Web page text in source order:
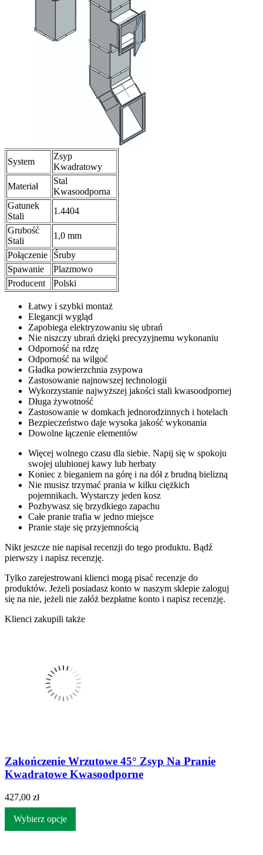
System
Zsyp
Kwadratowy
Materiał
Stal
Kwasoodporna
Gatunek
Stali
1.4404
Grubość
Stali
1,0 mm
Połączenie
Śruby
Spawanie
Plazmowo
Producent
Polski
Łatwy i szybki montaż
Elegancji wygląd
Zapobiega elektryzowaniu się ubrań
Nie niszczy ubrań dzięki precyzyjnemu wykonaniu
Odporność na rdzę
Odporność na wilgoć
Gładka powierzchnia zsypowa
Zastosowanie najnowszej technologii
Wykorzystanie najwyższej jakości stali kwasoodpornej
Długa żywotność
Zastosowanie w domkach jednorodzinnych i hotelach
Bezpieczeństwo daje wysoka jakość wykonania
Dowolne łączenie elementów
Więcej wolnego czasu dla siebie. Napij się w spokoju
swojej ulubionej kawy lub herbaty
Koniec z bieganiem na górę i na dół z brudną bielizną
Nie musisz trzymać prania w kilku ciężkich
pojemnikach. Wystarczy jeden kosz
Pozbywasz się brzydkiego zapachu
Całe pranie trafia w jedno miejsce
Pranie staje się przyjemnością
Nikt jeszcze nie napisał recenzji do tego produktu. Bądź
pierwszy i napisz recenzję.
Tylko zarejestrowani klienci mogą pisać recenzje do
produktów. Jeżeli posiadasz konto w naszym sklepie zaloguj
się na nie, jeżeli nie załóż bezpłatne konto i napisz recenzję.
Klienci zakupili także
Zakończenie Wrzutowe 45° Zsyp Na Pranie
Kwadratowe Kwasoodporne
427,00 zł
Wybierz opcje